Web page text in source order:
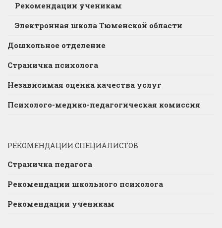
Рекомендации ученикам
Электронная школа Тюменской области
Дошкольное отделение
Страничка психолога
Независимая оценка качества услуг
Психолого-медико-педагогическая комиссия
РЕКОМЕНДАЦИИ СПЕЦИАЛИСТОВ
Страничка педагога
Рекомендации школьного психолога
Рекомендации ученикам